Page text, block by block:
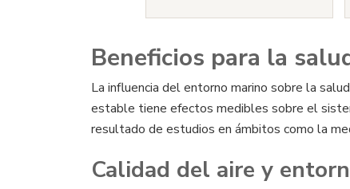
Beneficios para la
La influencia del entorno marino sobre la
estable tiene efectos medibles sobre el
resultado de estudios en ámbitos como la
Calidad del aire y